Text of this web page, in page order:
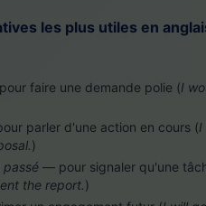
les plus utiles en
faire une demande polie (I
parler d'une action en cours (I
)
passé — pour signaler qu'une
the report.)